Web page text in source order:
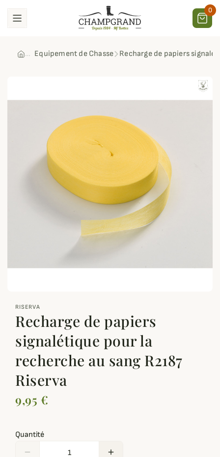
0
Equipement de Chasse Recharge de papiers
RISERVA
Recharge de papiers
signalétique pour la
recherche au sang R2187
Riserva
9,95 €
Quantité
remove add